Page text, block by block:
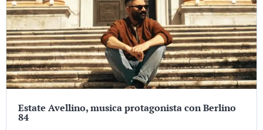
Estate Avellino, musica protagonista con Berlino
84